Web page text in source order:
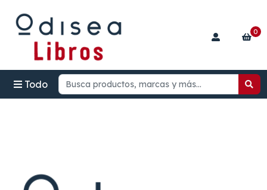
Todo
0